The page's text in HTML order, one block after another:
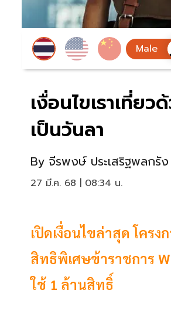
เงื่อนไขเราเที่ย
เป็นวันลา
By จีรพงษ์ ประเสริฐพลกรัง
27 มี.ค. 68 | 08:34 น.
เปิดเงื่อนไขล่าสุด โคร
สิทธิพิเศษข้าราชการ
ใช้ 1 ล้านสิทธิ์